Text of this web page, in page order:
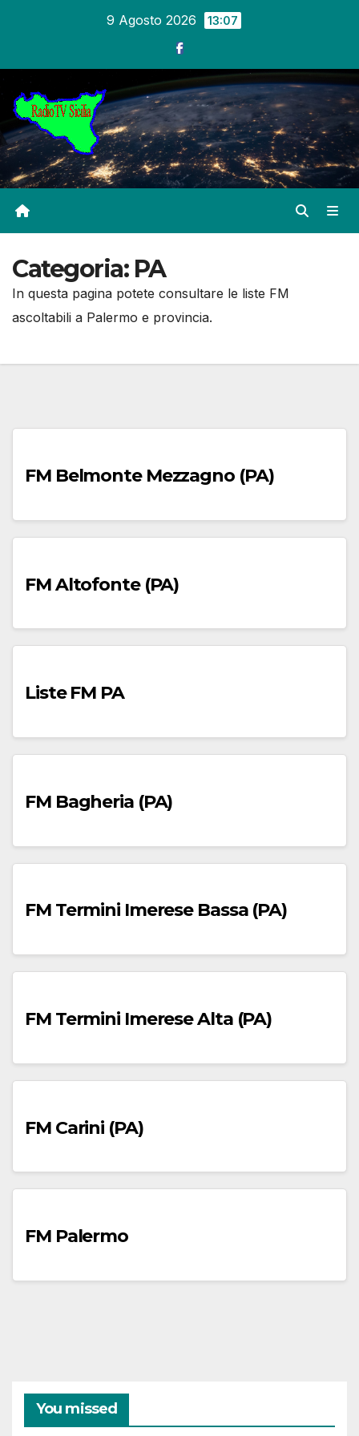
9 Agosto 2026 13:07
Categoria: PA
In questa pagina potete consultare le liste FM
ascoltabili a Palermo e provincia.
FM Belmonte Mezzagno (PA)
FM Altofonte (PA)
Liste FM PA
FM Bagheria (PA)
FM Termini Imerese Bassa (PA)
FM Termini Imerese Alta (PA)
FM Carini (PA)
FM Palermo
You missed